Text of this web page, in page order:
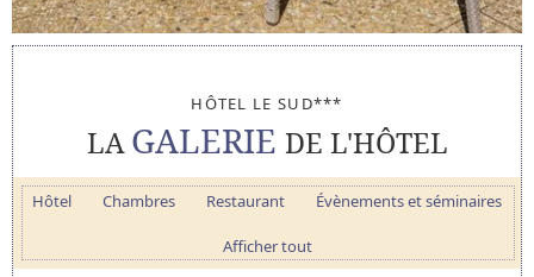
HÔTEL LE SUD***
LAGALERIE DE L'HÔTEL
Hôtel Chambres Restaurant Évènements et séminaires
Afficher tout